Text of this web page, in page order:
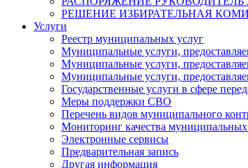
РЕШЕНИЕ ИЗБИРАТЕЛЬНАЯ
Услуги
Реестр муниципальных услуг
Муниципальные услуги,
Муниципальные услуги,
Муниципальные услуги,
Государственные услуги в сфере
Меры поддержки СВО
Перечень видов муниципального
Мониторинг качества муниципальных
Электронные сервисы
Предварительная запись
Другая информация